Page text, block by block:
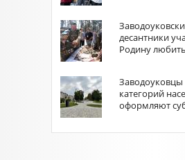
десантники
Родину любить
Заводоуковцы
категорий
оформляют